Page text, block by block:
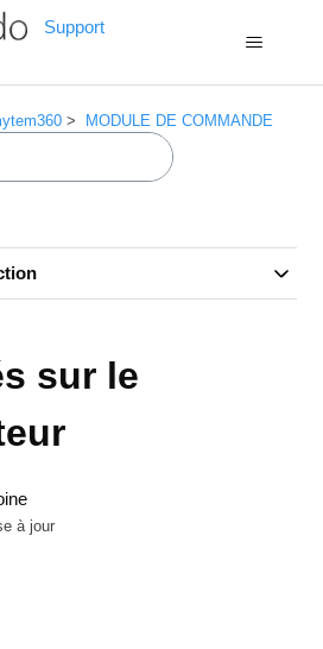
Support
MODULE DE COMMANDE
sur le
à jour